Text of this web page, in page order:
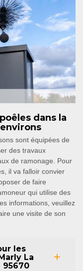
dans la
sont équipées de
des travaux
de ramonage. Pour
il va falloir convier
de faire
qui utilise des
informations, veuillez
une visite de son
les
La
95670